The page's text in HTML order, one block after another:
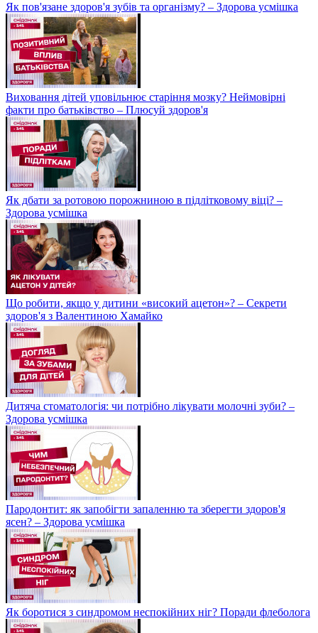
Як пов'язане здоров'я зубів та організму? – Здорова усмішка
Виховання дітей уповільнює старіння мозку? Неймовірні
факти про батьківство – Плюсуй здоров'я
Як дбати за ротовою порожниною в підлітковому віці? –
Здорова усмішка
Що робити, якщо у дитини «високий ацетон»? – Секрети
здоров'я з Валентиною Хамайко
Дитяча стоматологія: чи потрібно лікувати молочні зуби? –
Здорова усмішка
Пародонтит: як запобігти запаленню та зберегти здоров'я
ясен? – Здорова усмішка
Як боротися з синдромом неспокійних ніг? Поради флеболога